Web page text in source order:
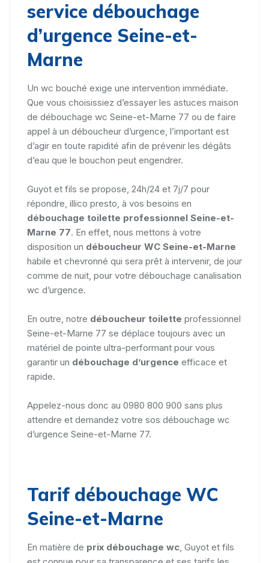
service débouchage
d’urgence Seine-et-
Marne
Un wc bouché exige une intervention immédiate.
Que vous choisissiez d’essayer les astuces maison
de débouchage wc Seine-et-Marne 77 ou de faire
appel à un déboucheur d’urgence, l’important est
d’agir en toute rapidité afin de prévenir les dégâts
d’eau que le bouchon peut engendrer.
Guyot et fils se propose, 24h/24 et 7j/7 pour
répondre, illico presto, à vos besoins en
débouchage toilette professionnel Seine-et-
Marne 77. En effet, nous mettons à votre
disposition un déboucheur WC Seine-et-Marne
habile et chevronné qui sera prêt à intervenir, de jour
comme de nuit, pour votre débouchage canalisation
wc d’urgence.
En outre, notre déboucheur toilette professionnel
Seine-et-Marne 77 se déplace toujours avec un
matériel de pointe ultra-performant pour vous
garantir un débouchage d’urgence efficace et
rapide.
Appelez-nous donc au 0980 800 900 sans plus
attendre et demandez votre sos débouchage wc
d’urgence Seine-et-Marne 77.
Tarif débouchage WC
Seine-et-Marne
En matière de prix débouchage wc , Guyot et fils